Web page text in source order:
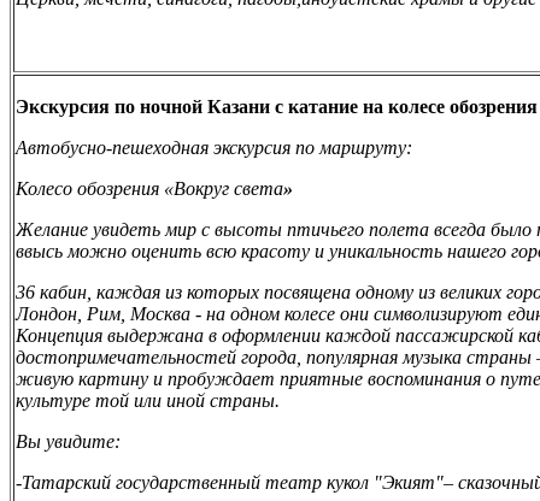
Экскурсия по ночной Казани с катание на колесе
Автобусно-пешеходная экскурсия по маршруту:
Колесо обозрения «Вокруг света»
Желание увидеть мир с высоты птичьего полета всегда было
ввысь можно оценить всю красоту и уникальность нашего
36 кабин, каждая из которых посвящена одному из великих
Лондон, Рим, Москва - на одном колесе они символизируют
Концепция выдержана в оформлении каждой пассажирской
достопримечательностей города, популярная музыка
живую картину и пробуждает приятные воспоминания о
культуре той или иной страны.
Вы увидите:
-Татарский государственный театр кукол "Экият"–